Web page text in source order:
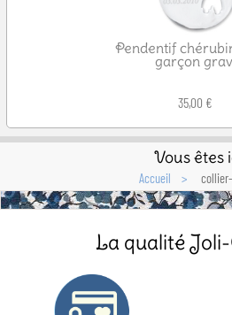
Pendentif
garçon
35,00 €
Vous êtes
Accueil
La qualité